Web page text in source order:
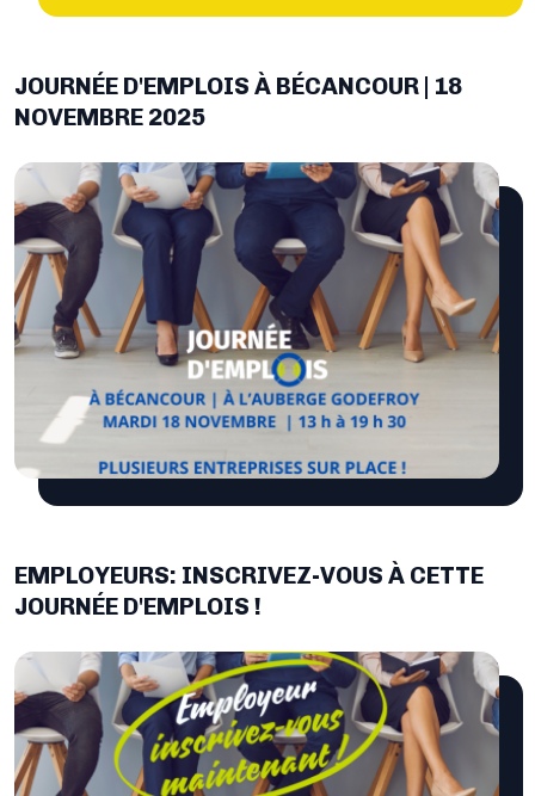
JOURNÉE D'EMPLOIS À BÉCANCOUR | 18
NOVEMBRE 2025
EMPLOYEURS: INSCRIVEZ-VOUS À CETTE
JOURNÉE D'EMPLOIS !